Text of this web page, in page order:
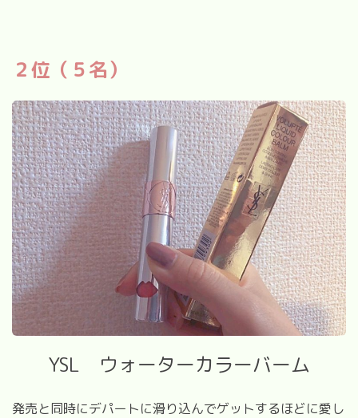
２位（５名）
YSL ウォーターカラーバーム
発売と同時にデパートに滑り込んでゲットするほどに愛し